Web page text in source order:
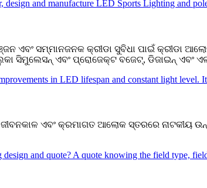
ଏବଂ ସମ୍ମାନଜନକ କ୍ରୀଡା ସୁବିଧା ପାଇଁ କ୍ରୀଡା
ସିମୁଲେସନ୍ ଏବଂ ପ୍ରୋଜେକ୍ଟ ବଜେଟ୍, ଡିଜାଇନ୍
ଏବଂ କ୍ରମାଗତ ଆଲୋକ ସ୍ତରରେ